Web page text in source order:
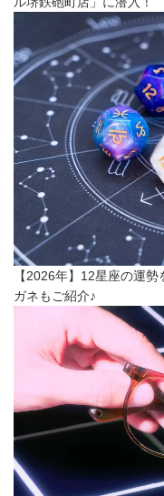
【2026年】12星座の運
ガネもご紹介♪